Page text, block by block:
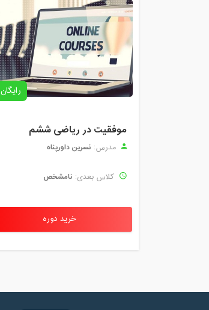
رایگان
موفقیت در ریاضی ششم
مدرس: نسرین داورپناه
کلاس بعدی: نامشخص
خرید دوره